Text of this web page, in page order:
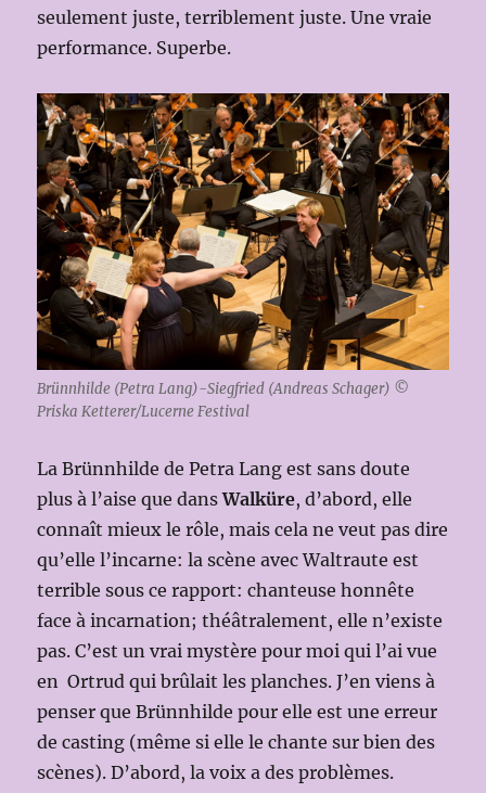
seulement juste, terriblement juste. Une vraie
performance. Superbe.
Brünnhilde (Petra Lang)-Siegfried (Andreas Schager) ©
Priska Ketterer/Lucerne Festival
La Brünnhilde de Petra Lang est sans doute
plus à l’aise que dansWalküre, d’abord, elle
connaît mieux le rôle, mais cela ne veut pas dire
qu’elle l’incarne: la scène avec Waltraute est
terrible sous ce rapport: chanteuse honnête
face à incarnation; théâtralement, elle n’existe
pas. C’est un vrai mystère pour moi qui l’ai vue
en Ortrud qui brûlait les planches. J’en viens à
penser que Brünnhilde pour elle est une erreur
de casting (même si elle le chante sur bien des
scènes). D’abord, la voix a des problèmes.